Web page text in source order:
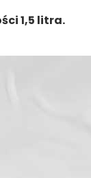
1,5 litra.